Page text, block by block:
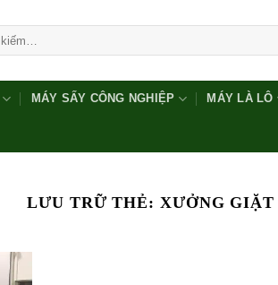
MÁY SẤY CÔNG NGHIỆP MÁY LÀ LÔ
LƯU TRỮ THẺ: XƯỞNG